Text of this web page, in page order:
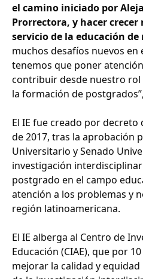
el camino iniciado por
Prorrectora, y hacer
servicio de la educación
muchos desafíos nuevos en
tenemos que poner
contribuir desde nuestro rol
la formación de
El IE fue creado por decreto
de 2017, tras la aprobación
Universitario y Senado
investigación
postgrado en el campo
atención a los problemas y
región latinoamericana.
El IE alberga al Centro de
Educación (CIAE), que por
mejorar la calidad y